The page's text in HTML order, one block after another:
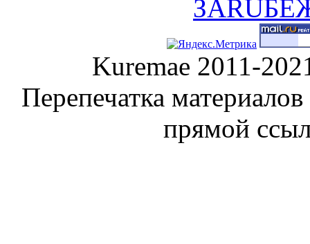
Kuremae 2011-
Перепечатка
прямой